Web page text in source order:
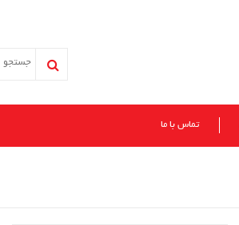
تماس با ما